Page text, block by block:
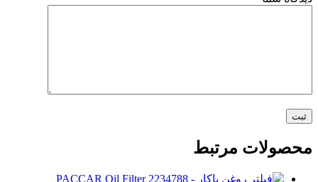
محصولات مرتبط